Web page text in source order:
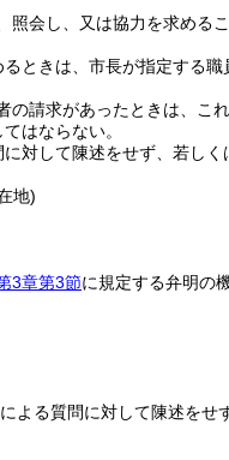
会し、又は協力を求めるこ
ときは、市長が指定する
請求があったときは、こ
はならない。
対して陳述をせず、若し
地)
3章第3節に規定する弁明の
よる質問に対して陳述をせ